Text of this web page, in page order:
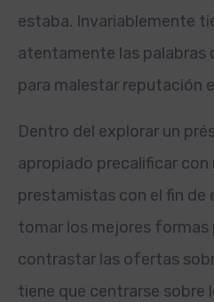
estaba. Invariablemente
atentamente las palabras
para malestar reputación
Dentro del explorar un
apropiado precalificar con
prestamistas con el fin de
tomar los mejores formas
contrastar las ofertas
tiene que centrarse sobre